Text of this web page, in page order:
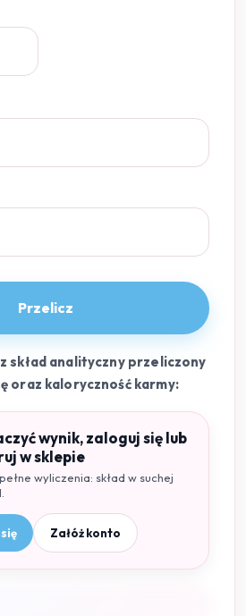
Przelicz
skład analityczny przeliczony
oraz kaloryczność karmy:
wynik, zaloguj się lub
w sklepie
wyliczenia: skład w suchej
Załóż konto